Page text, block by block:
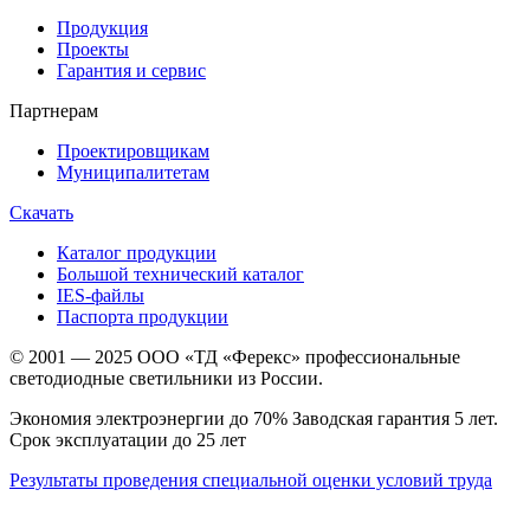
Продукция
Проекты
Гарантия и сервис
Партнерам
Проектировщикам
Муниципалитетам
Скачать
Каталог продукции
Большой технический каталог
IES-файлы
Паспорта продукции
© 2001 — 2025 ООО «ТД «Ферекс» профессиональные
светодиодные светильники из России.
Экономия электроэнергии до 70% Заводская гарантия 5 лет.
Срок эксплуатации до 25 лет
Результаты проведения специальной оценки условий труда